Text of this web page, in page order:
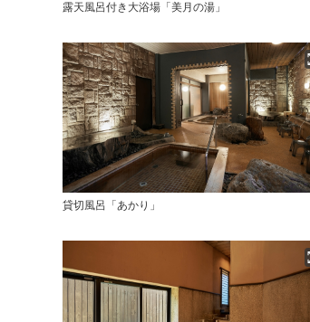
露天風呂付き大浴場「美月の湯」
貸切風呂「あかり」